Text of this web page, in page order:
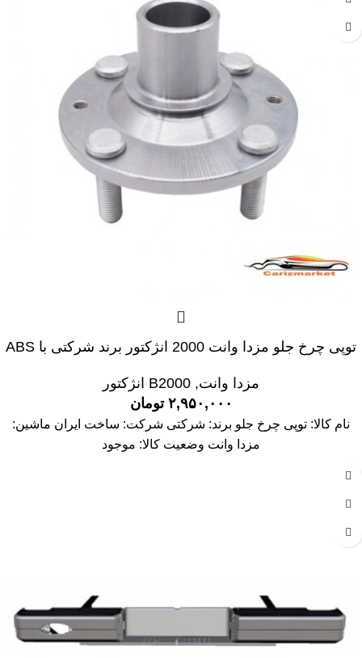
توپی چرخ جلو مزدا وانت 2000 انژکتور برند شرکتی با ABS
مزدا وانت, B2000 انژکتور
۲,۹۵۰,۰۰۰ تومان
نام کالا: توپی چرخ جلو برند: شرکتی شرکت: ساخت ایران ماشین:
مزدا وانت وضعیت کالا: موجود